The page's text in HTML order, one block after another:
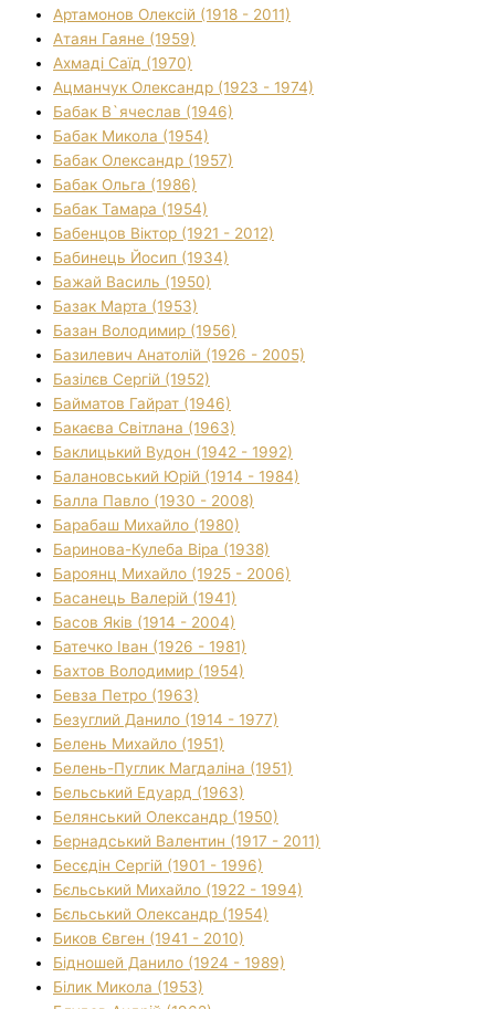
Артамонов Олексій (1918 - 2011)
Атаян Гаяне (1959)
Ахмаді Саїд (1970)
Ацманчук Олександр (1923 - 1974)
Бабак В`ячеслав (1946)
Бабак Микола (1954)
Бабак Олександр (1957)
Бабак Ольга (1986)
Бабак Тамара (1954)
Бабенцов Віктор (1921 - 2012)
Бабинець Йосип (1934)
Бажай Василь (1950)
Базак Марта (1953)
Базан Володимир (1956)
Базилевич Анатолій (1926 - 2005)
Базілєв Сергій (1952)
Байматов Гайрат (1946)
Бакаєва Світлана (1963)
Баклицький Вудон (1942 - 1992)
Балановський Юрій (1914 - 1984)
Балла Павло (1930 - 2008)
Барабаш Михайло (1980)
Баринова-Кулеба Віра (1938)
Бароянц Михайло (1925 - 2006)
Басанець Валерій (1941)
Басов Яків (1914 - 2004)
Батечко Іван (1926 - 1981)
Бахтов Володимир (1954)
Бевза Петро (1963)
Безуглий Данило (1914 - 1977)
Белень Михайло (1951)
Белень-Пуглик Магдаліна (1951)
Бельський Едуард (1963)
Белянський Олександр (1950)
Бернадський Валентин (1917 - 2011)
Бесєдін Сергій (1901 - 1996)
Бєльський Михайло (1922 - 1994)
Бєльський Олександр (1954)
Биков Євген (1941 - 2010)
Бідношей Данило (1924 - 1989)
Білик Микола (1953)